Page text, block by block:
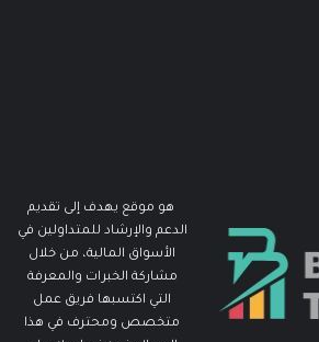
هو موقع يهدف إلى تقديم
الدعم والإرشاد للمتداولين في
الأسواق المالية، من خلال
مشاركة الخبرات والمعرفة
التي اكتسبها فريق عمل
متخصص ومحترف في هذا